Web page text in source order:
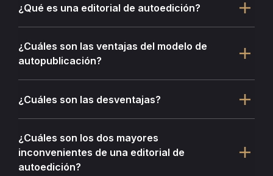
¿Qué es una editorial de autoedición?
¿Cuáles son las ventajas del modelo de
autopublicación?
¿Cuáles son las desventajas?
¿Cuáles son los dos mayores
inconvenientes de una editorial de
autoedición?